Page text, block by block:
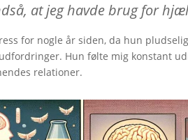
at jeg havde brug for
for nogle år siden, da hun
Hun følte mig konstant
relationer.